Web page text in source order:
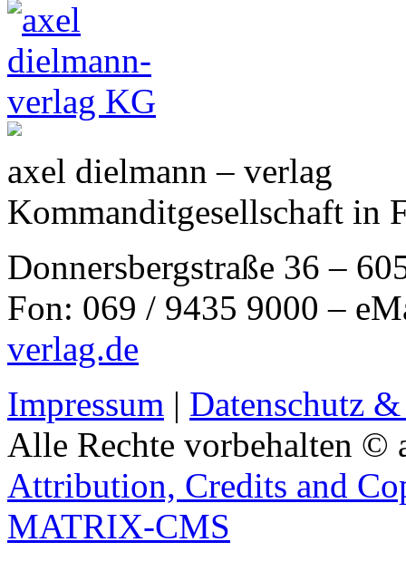
axel dielmann – verlag
Kommanditgesellschaft in
Donnersbergstraße 36 –
Fon: 069 / 9435 9000 –
verlag.de
Impressum | Datenschutz
Alle Rechte vorbehalten ©
Attribution, Credits and
MATRIX-CMS